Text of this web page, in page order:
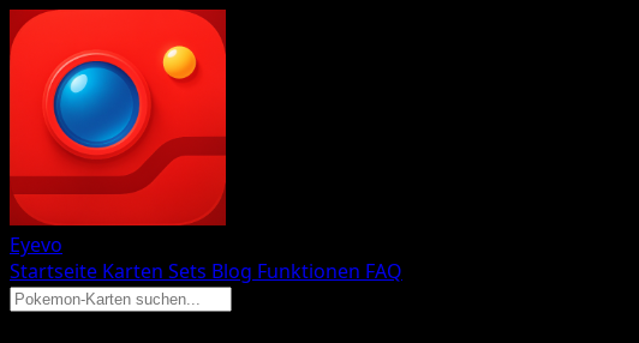
Eyevo
Startseite Karten Sets Blog Funktionen FAQ